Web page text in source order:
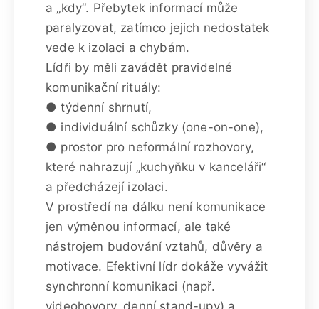
a „kdy“. Přebytek informací může
paralyzovat, zatímco jejich nedostatek
vede k izolaci a chybám.
Lídři by měli zavádět pravidelné
komunikační rituály:
● týdenní shrnutí,
● individuální schůzky (one-on-one),
● prostor pro neformální rozhovory,
které nahrazují „kuchyňku v kanceláři“
a předcházejí izolaci.
V prostředí na dálku není komunikace
jen výměnou informací, ale také
nástrojem budování vztahů, důvěry a
motivace. Efektivní lídr dokáže vyvážit
synchronní komunikaci (např.